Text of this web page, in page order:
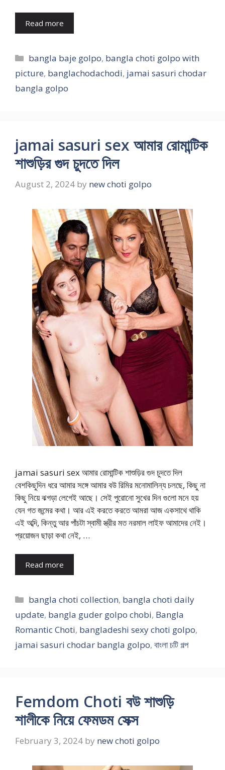
Read more
Categories
bangla baje golpo, bangla choti golpo with
picture, banglachodachodi, jamai sasuri chodar
bangla golpo
jamai sasuri sex আমার রোমান্টিক
শাশুড়ির গুদ চুদতে দিল
August 2, 2024 by new choti golpo
jamai sasuri sex আমার রোমান্টিক শাশুড়ির গুদ চুদতে দিল
বেশকিছুদিন ধরে আমার সঙ্গে আমার বউ রিমির মনোমালিন্য চলছে, কিছু না
কিছু নিয়ে ঝগড়া লেগেই আছে। সেই পুরোনো সুখের দিন গুলো মনে হয়
যেন গত জন্মের কথা। আর এই করতে করতে আমরা আজ একসাথে থাকি
এই অব্দি, কিন্তু আর পাঁচটা স্বামী স্ত্রীর মত নরমাল লাইফ আমাদের নেই।
প্রয়োজন ছাড়া কথা নেই, …
Read more
Categories
bangla choti collection, bangla choti daily
update, bangla guder golpo chobi, Bangla
Romantic Choti, bangladeshi sexy choti golpo,
jamai sasuri chodar bangla golpo, বাংলা চটি গল্প
Femdom Choti বউ শাশুড়ি
শালীকে নিয়ে ফেমডম সেক্স
February 3, 2024 by new choti golpo